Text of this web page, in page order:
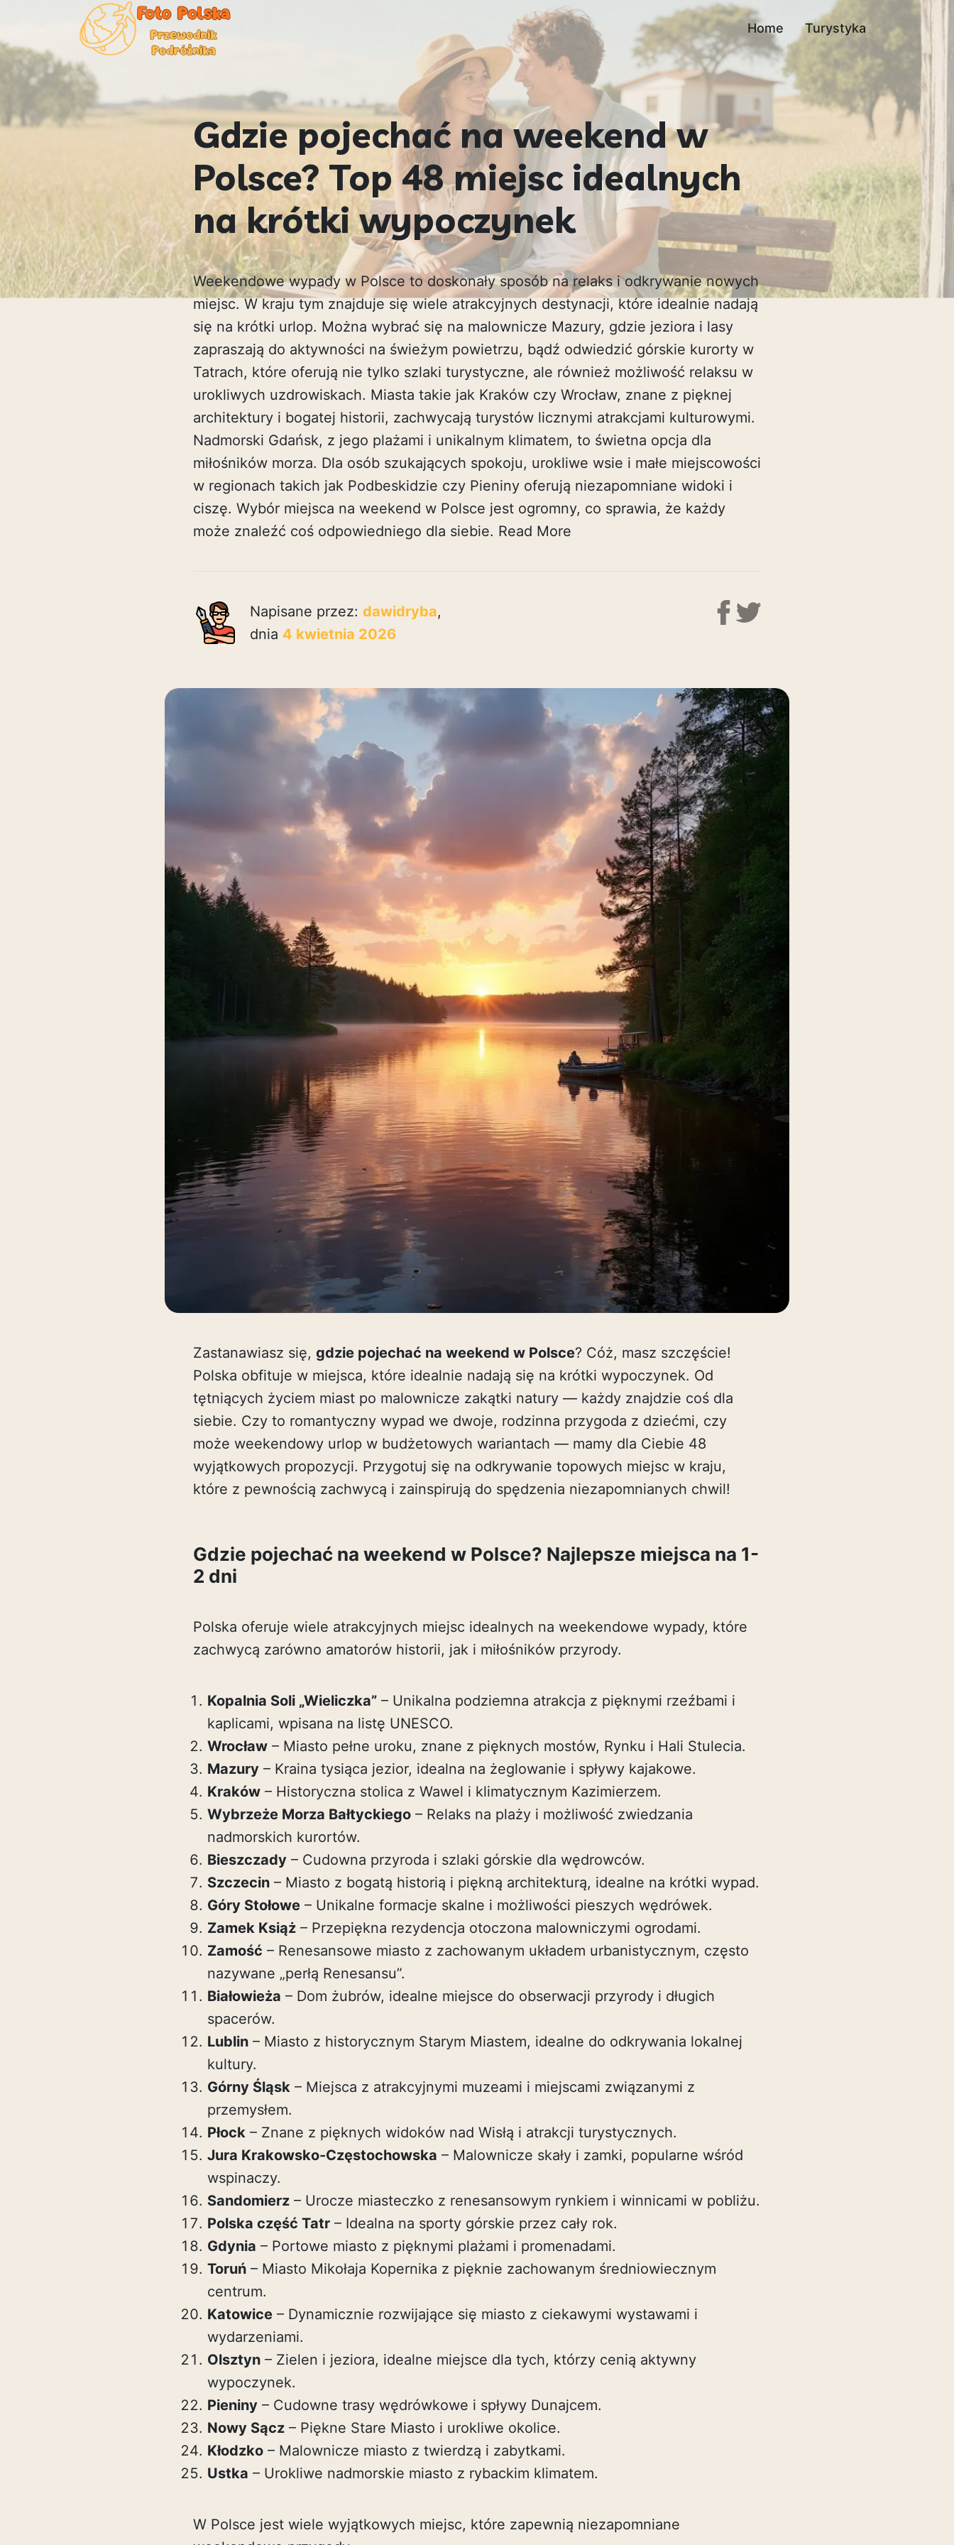
Home Turystyka
Gdzie pojechać na weekend w
Polsce? Top 48 miejsc idealnych
na krótki wypoczynek
Weekendowe wypady w Polsce to doskonały sposób na relaks i odkrywanie nowych
miejsc. W kraju tym znajduje się wiele atrakcyjnych destynacji, które idealnie nadają
się na krótki urlop. Można wybrać się na malownicze Mazury, gdzie jeziora i lasy
zapraszają do aktywności na świeżym powietrzu, bądź odwiedzić górskie kurorty w
Tatrach, które oferują nie tylko szlaki turystyczne, ale również możliwość relaksu w
urokliwych uzdrowiskach. Miasta takie jak Kraków czy Wrocław, znane z pięknej
architektury i bogatej historii, zachwycają turystów licznymi atrakcjami kulturowymi.
Nadmorski Gdańsk, z jego plażami i unikalnym klimatem, to świetna opcja dla
miłośników morza. Dla osób szukających spokoju, urokliwe wsie i małe miejscowości
w regionach takich jak Podbeskidzie czy Pieniny oferują niezapomniane widoki i
ciszę. Wybór miejsca na weekend w Polsce jest ogromny, co sprawia, że każdy
może znaleźć coś odpowiedniego dla siebie. Read More
Napisane przez: dawidryba,
dnia 4 kwietnia 2026
Zastanawiasz się, gdzie pojechać na weekend w Polsce? Cóż, masz szczęście!
Polska obfituje w miejsca, które idealnie nadają się na krótki wypoczynek. Od
tętniących życiem miast po malownicze zakątki natury — każdy znajdzie coś dla
siebie. Czy to romantyczny wypad we dwoje, rodzinna przygoda z dziećmi, czy
może weekendowy urlop w budżetowych wariantach — mamy dla Ciebie 48
wyjątkowych propozycji. Przygotuj się na odkrywanie topowych miejsc w kraju,
które z pewnością zachwycą i zainspirują do spędzenia niezapomnianych chwil!
Gdzie pojechać na weekend w Polsce? Najlepsze miejsca na 1-
2 dni
Polska oferuje wiele atrakcyjnych miejsc idealnych na weekendowe wypady, które
zachwycą zarówno amatorów historii, jak i miłośników przyrody.
Kopalnia Soli „Wieliczka” – Unikalna podziemna atrakcja z pięknymi rzeźbami i
kaplicami, wpisana na listę UNESCO.
Wrocław – Miasto pełne uroku, znane z pięknych mostów, Rynku i Hali Stulecia.
Mazury – Kraina tysiąca jezior, idealna na żeglowanie i spływy kajakowe.
Kraków – Historyczna stolica z Wawel i klimatycznym Kazimierzem.
Wybrzeże Morza Bałtyckiego – Relaks na plaży i możliwość zwiedzania
nadmorskich kurortów.
Bieszczady – Cudowna przyroda i szlaki górskie dla wędrowców.
Szczecin – Miasto z bogatą historią i piękną architekturą, idealne na krótki wypad.
Góry Stołowe – Unikalne formacje skalne i możliwości pieszych wędrówek.
Zamek Książ – Przepiękna rezydencja otoczona malowniczymi ogrodami.
Zamość – Renesansowe miasto z zachowanym układem urbanistycznym, często
nazywane „perłą Renesansu”.
Białowieża – Dom żubrów, idealne miejsce do obserwacji przyrody i długich
spacerów.
Lublin – Miasto z historycznym Starym Miastem, idealne do odkrywania lokalnej
kultury.
Górny Śląsk – Miejsca z atrakcyjnymi muzeami i miejscami związanymi z
przemysłem.
Płock – Znane z pięknych widoków nad Wisłą i atrakcji turystycznych.
Jura Krakowsko-Częstochowska – Malownicze skały i zamki, popularne wśród
wspinaczy.
Sandomierz – Urocze miasteczko z renesansowym rynkiem i winnicami w pobliżu.
Polska część Tatr – Idealna na sporty górskie przez cały rok.
Gdynia – Portowe miasto z pięknymi plażami i promenadami.
Toruń – Miasto Mikołaja Kopernika z pięknie zachowanym średniowiecznym
centrum.
Katowice – Dynamicznie rozwijające się miasto z ciekawymi wystawami i
wydarzeniami.
Olsztyn – Zielen i jeziora, idealne miejsce dla tych, którzy cenią aktywny
wypoczynek.
Pieniny – Cudowne trasy wędrówkowe i spływy Dunajcem.
Nowy Sącz – Piękne Stare Miasto i urokliwe okolice.
Kłodzko – Malownicze miasto z twierdzą i zabytkami.
Ustka – Urokliwe nadmorskie miasto z rybackim klimatem.
W Polsce jest wiele wyjątkowych miejsc, które zapewnią niezapomniane